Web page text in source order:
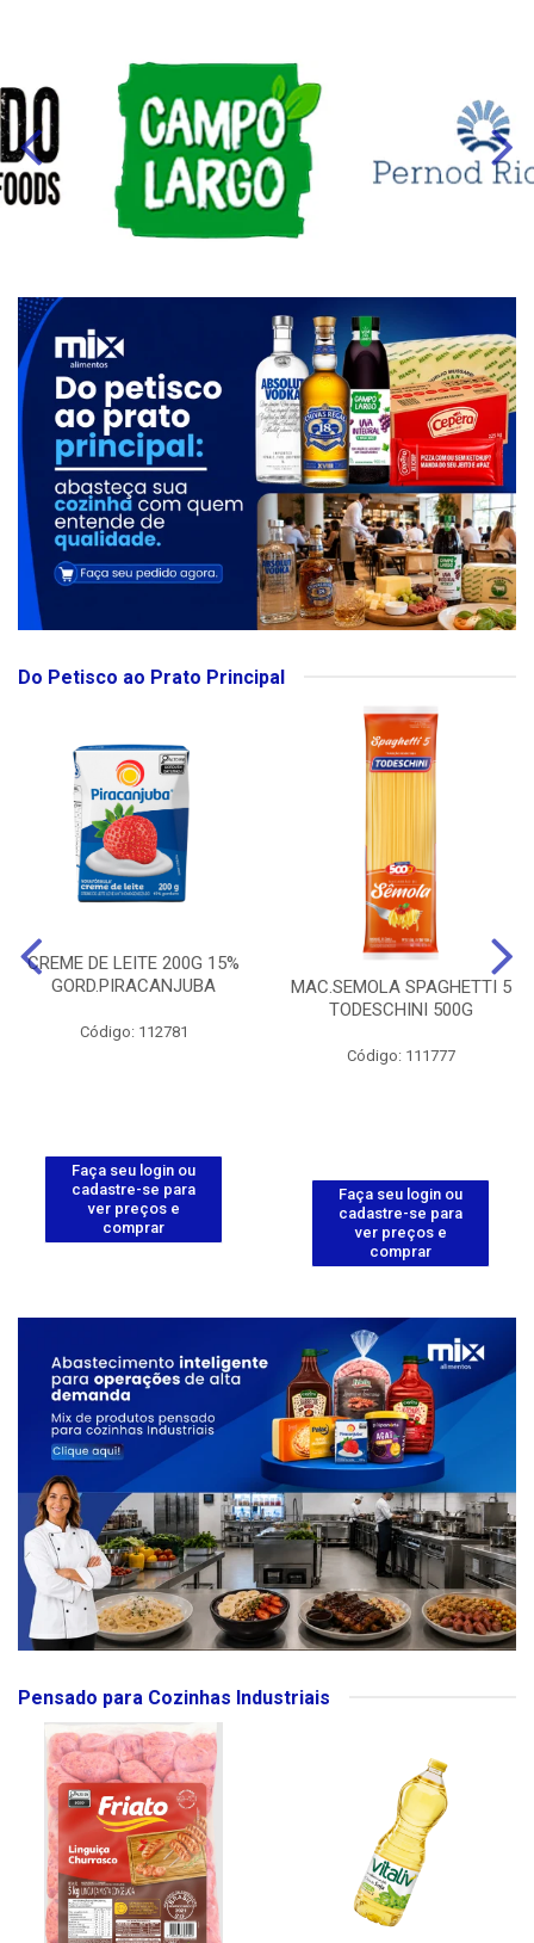
Do Petisco ao Prato Principal
CREME DE LEITE 200G 15%
GORD.PIRACANJUBA
Código: 112781
Faça seu login ou
cadastre-se para
ver preços e
comprar
MAC.SEMOLA SPAGHETTI 5
TODESCHINI 500G
Código: 111777
Faça seu login ou
cadastre-se para
ver preços e
comprar
Pensado para Cozinhas Industriais